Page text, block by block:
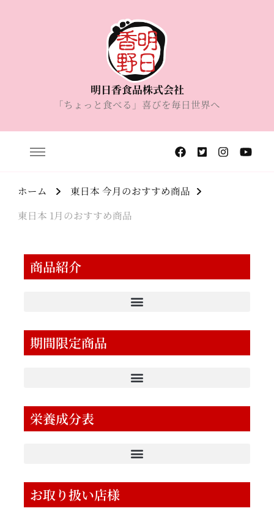
明日香食品株式会社
「ちょっと食べる」喜びを毎日世界へ
ホーム
東日本 今月のおすすめ商品
東日本 1月のおすすめ商品
商品紹介
期間限定商品
栄養成分表
お取り扱い店様